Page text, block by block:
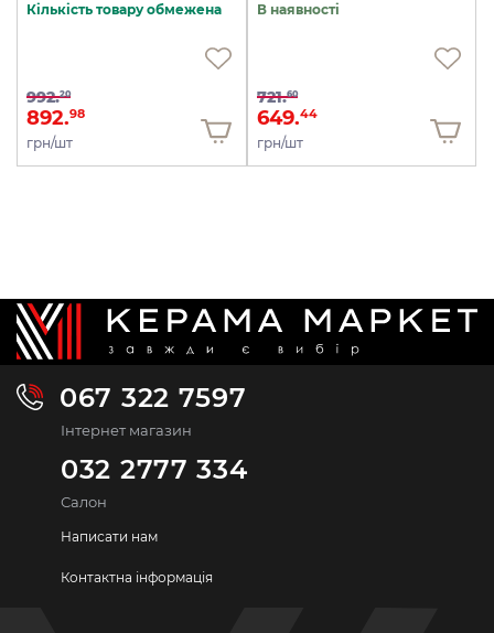
Кількість товару обмежена
992.20
892.98
грн/шт
В наявності
721.60
649.44
грн/шт
067 322 7597
Інтернет магазин
032 2777 334
Салон
Написати нам
Контактна інформація